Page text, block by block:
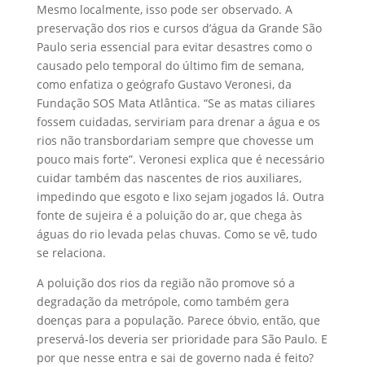
Mesmo localmente, isso pode ser observado. A
preservação dos rios e cursos d’água da Grande São
Paulo seria essencial para evitar desastres como o
causado pelo temporal do último fim de semana,
como enfatiza o geógrafo Gustavo Veronesi, da
Fundação SOS Mata Atlântica. “Se as matas ciliares
fossem cuidadas, serviriam para drenar a água e os
rios não transbordariam sempre que chovesse um
pouco mais forte”. Veronesi explica que é necessário
cuidar também das nascentes de rios auxiliares,
impedindo que esgoto e lixo sejam jogados lá. Outra
fonte de sujeira é a poluição do ar, que chega às
águas do rio levada pelas chuvas. Como se vê, tudo
se relaciona.
A poluição dos rios da região não promove só a
degradação da metrópole, como também gera
doenças para a população. Parece óbvio, então, que
preservá-los deveria ser prioridade para São Paulo. E
por que nesse entra e sai de governo nada é feito?